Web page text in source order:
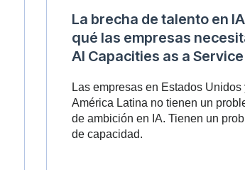
La brecha de talento en
qué las empresas
AI Capacities as a Service
Las empresas en Estados Unidos
América Latina no tienen un
de ambición en IA. Tienen un
de capacidad.